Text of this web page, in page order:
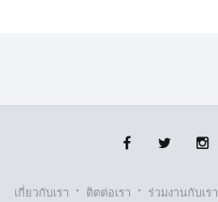
เกี่ยวกับเรา · ติตต่อเรา · ร่วมงานกับเรา